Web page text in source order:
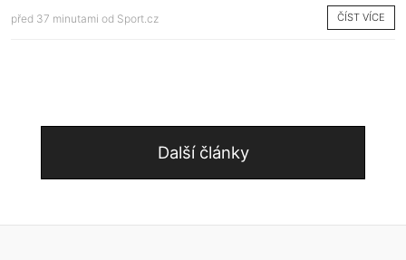
před 37 minutami od Sport.cz ČÍST VÍCE
Další články